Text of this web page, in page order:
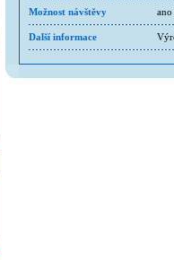
Možnost návštěvy ano
Další informace